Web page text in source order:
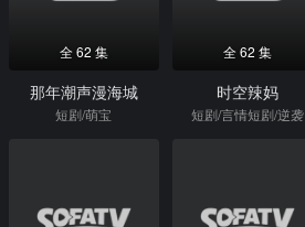
全 62 集
那年潮声漫海城
短剧/萌宝
全 62 集
时空辣妈
短剧/言情短剧/逆袭